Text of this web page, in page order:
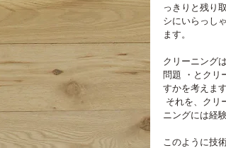
っきりと残り
シにいらっし
ます。
クリーニング
問題 ・とクリ
すかを考えます
ニングには経
このように技